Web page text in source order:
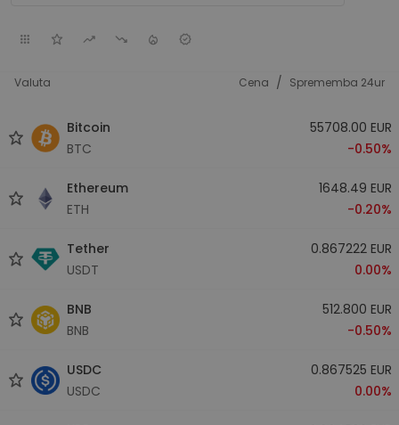
Valuta Cena / Sprememba 24ur
Bitcoin
BTC
55708.00 EUR
-0.50%
Ethereum
ETH
1648.49 EUR
-0.20%
Tether
USDT
0.867222 EUR
0.00%
BNB
BNB
512.800 EUR
-0.50%
USDC
USDC
0.867525 EUR
0.00%